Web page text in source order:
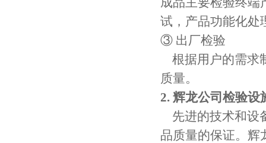
试，产品功能化处
③ 出厂检验
根据用户的需求
质量。
2. 辉龙公司检验设
先进的技术和设
品质量的保证。辉